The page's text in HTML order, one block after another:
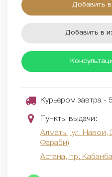
Добавить в
Добавить в
Курьером завтра -
Пункты выдачи:
Алматы, ул. Навои,
Фараби)
Астана, пр.